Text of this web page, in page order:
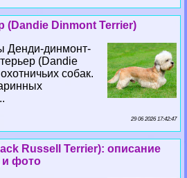
(Dandie Dinmont Terrier)
Денди-динмонт-
(Dandie
собак.
29 06 2026 17:42:47
Russell Terrier): описание
фото